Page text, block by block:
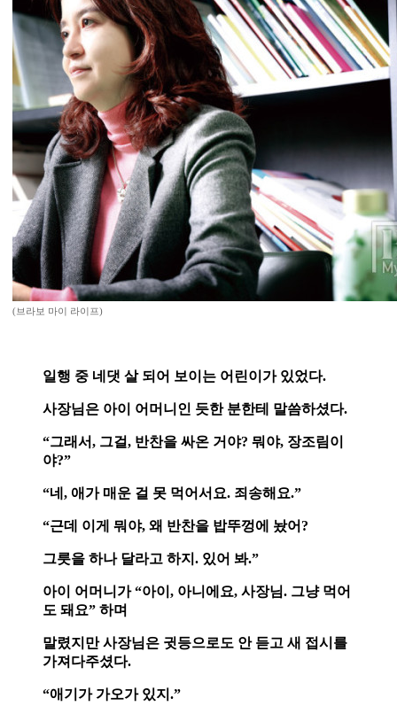
(브라보 마이 라이프)
일행 중 네댓 살 되어 보이는 어린이가 있었다.
사장님은 아이 어머니인 듯한 분한테 말씀하셨다.
“그래서, 그걸, 반찬을 싸온 거야? 뭐야, 장조림이
야?”
“네, 애가 매운 걸 못 먹어서요. 죄송해요.”
“근데 이게 뭐야, 왜 반찬을 밥뚜껑에 놨어?
그릇을 하나 달라고 하지. 있어 봐.”
아이 어머니가 “아이, 아니에요, 사장님. 그냥 먹어
도 돼요” 하며
말렸지만 사장님은 귓등으로도 안 듣고 새 접시를
가져다주셨다.
“애기가 가오가 있지.”